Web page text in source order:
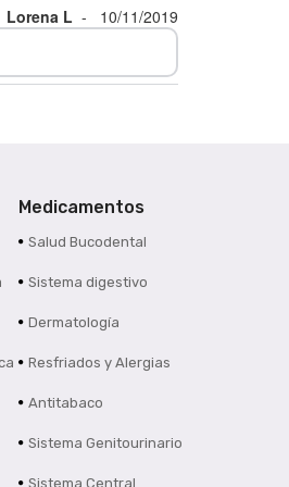
Lorena L -
10/11/2019
Medicamentos
Salud Bucodental
Sistema digestivo
Dermatología
Resfriados y Alergias
Antitabaco
Sistema Genitourinario
Sistema Central